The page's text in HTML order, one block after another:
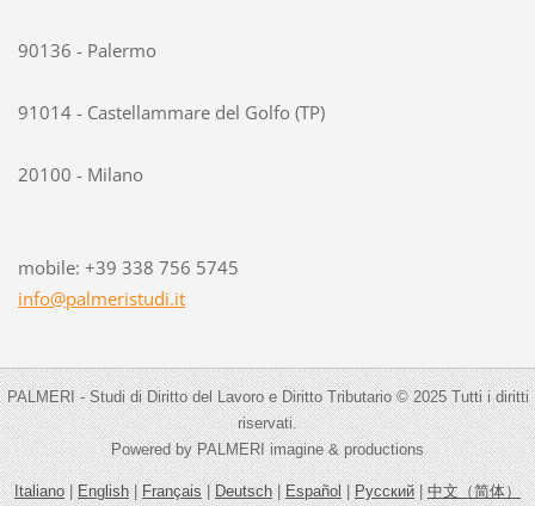
90136 - Palermo
91014 - Castellammare del Golfo (TP)
20100 - Milano
mobile: +39 338 756 5745
info@palmeristudi.it
PALMERI - Studi di Diritto del Lavoro e Diritto Tributario © 2025 Tutti i diritti
riservati.
Powered by PALMERI imagine & productions
Italiano|English|Français|Deutsch|Español|Русский|中文（简体）